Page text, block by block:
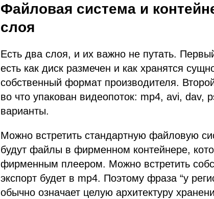
Файловая система и
слоя
Есть два слоя, и их важно не путать.
есть как диск размечен и как хранятся
собственный формат производителя.
во что упакован видеопоток: mp4, avi, dav,
варианты.
Можно встретить стандартную файловую
будут файлы в фирменном контейнере,
фирменным плеером. Можно встретить
экспорт будет в mp4. Поэтому фраза “у
обычно означает целую архитектуру